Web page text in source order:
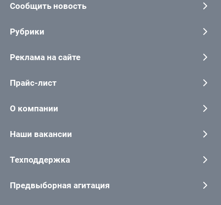
Сообщить новость
Рубрики
Реклама на сайте
Прайс-лист
О компании
Наши вакансии
Техподдержка
Предвыборная агитация